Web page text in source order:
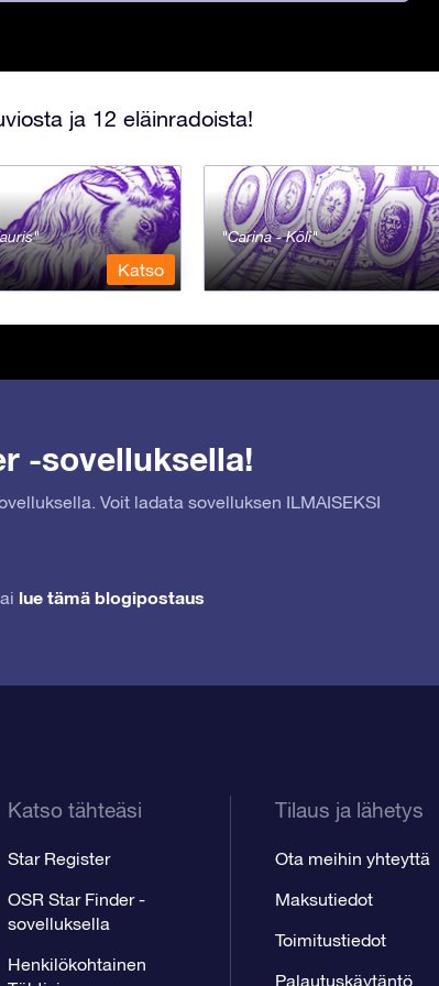
ja 12 eläinradoista!
Katso
Carina - Köli
-sovelluksella!
Voit ladata sovelluksen ILMAISEKSI
lue tämä blogipostaus
Katso tähteäsi
Star Register
OSR Star Finder -
sovelluksella
Henkilökohtainen
Tilaus ja lähetys
Ota meihin yhteyttä
Maksutiedot
Toimitustiedot
Palautuskäytäntö